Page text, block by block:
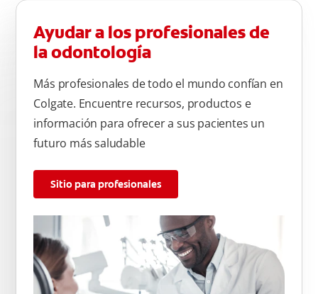
Ayudar a los profesionales de
la odontología
Más profesionales de todo el mundo confían en
Colgate. Encuentre recursos, productos e
información para ofrecer a sus pacientes un
futuro más saludable
Sitio para profesionales